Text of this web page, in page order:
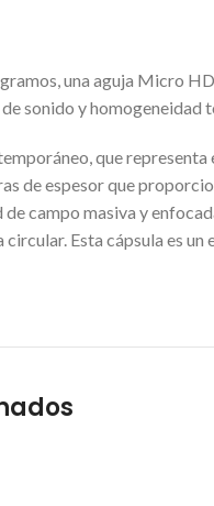
una aguja Micro
sonido y homogeneidad
que
de espesor que
campo masiva y
Esta cápsula es